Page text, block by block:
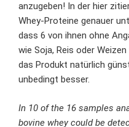
anzugeben! In der hier
Whey-Proteine genauer
dass 6 von ihnen ohne
wie Soja, Reis oder
das Produkt natürlich
unbedingt besser.
In 10 of the 16 samples
bovine whey could be